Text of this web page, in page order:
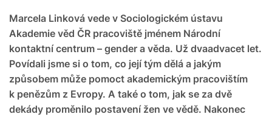
Marcela Linková vede v Sociologickém ústavu
Akademie věd ČR pracoviště jménem Národní
kontaktní centrum – gender a věda. Už dvaadvacet let.
Povídali jsme si o tom, co její tým dělá a jakým
způsobem může pomoct akademickým pracovištím
k penězům z Evropy. A také o tom, jak se za dvě
dekády proměnilo postavení žen ve vědě. Nakonec